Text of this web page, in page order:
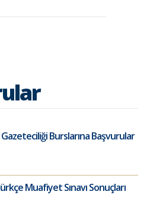
Burslarına Başvurular
Muafiyet Sınavı Sonuçları